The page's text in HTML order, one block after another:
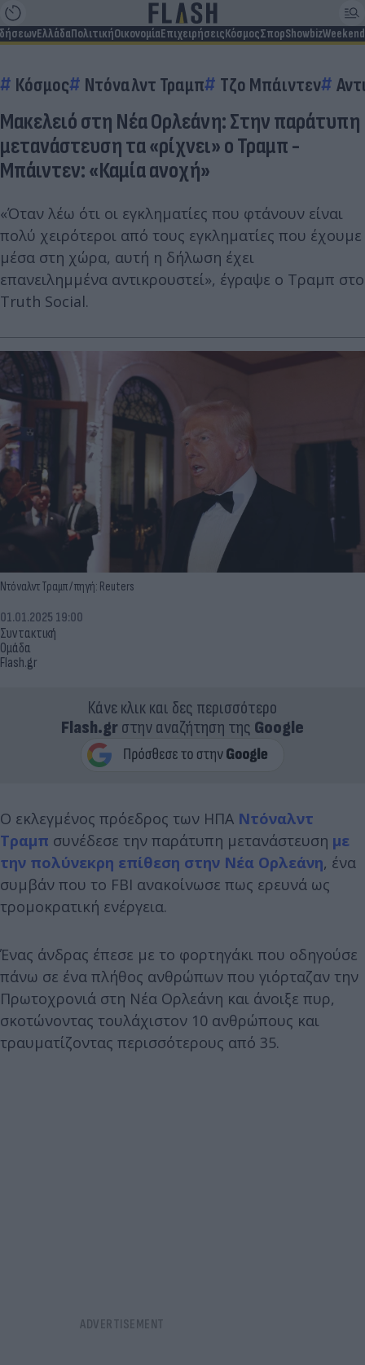
ΕλλάδαΠολιτικήΟικονομίαΕπιχειρήσειςΚόσμοςΣπορShowbizWeekend
Κόσμος Ντόναλντ Τραμπ Τζο Μπάιντεν
Μακελειό στη Νέα Ορλεάνη: Στην παράτυπη
μετανάστευση τα «ρίχνει» ο Τραμπ -
Μπάιντεν: «Καμία ανοχή»
«Όταν λέω ότι οι εγκληματίες που φτάνουν είναι
πολύ χειρότεροι από τους εγκληματίες που έχουμε
μέσα στη χώρα, αυτή η δήλωση έχει
επανειλημμένα αντικρουστεί», έγραψε ο Τραμπ στο
Truth Sοcial.
Ντόναλντ Τραμπ / πηγή: Reuters
Συντακτική
Ομάδα
Flash.gr
01.01.2025 19:00
Κάνε κλικ και δες περισσότερο
Flash.grστην αναζήτηση της Google
Ο εκλεγμένος πρόεδρος των ΗΠΑ Ντόναλντ
Τραμπ συνέδεσε την παράτυπη μετανάστευση με
την πολύνεκρη επίθεση στην Νέα Ορλεάνη, ένα
συμβάν που το FBI ανακοίνωσε πως ερευνά ως
τρομοκρατική ενέργεια.
Ένας άνδρας έπεσε με το φορτηγάκι που οδηγούσε
πάνω σε ένα πλήθος ανθρώπων που γιόρταζαν την
Πρωτοχρονιά στη Νέα Ορλεάνη και άνοιξε πυρ,
σκοτώνοντας τουλάχιστον 10 ανθρώπους και
τραυματίζοντας περισσότερους από 35.